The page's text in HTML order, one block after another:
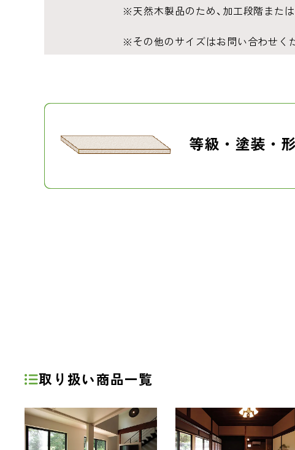
※天然木製品のため、加工段階また
※その他のサイズはお問い合わせく
取り扱い商品一覧